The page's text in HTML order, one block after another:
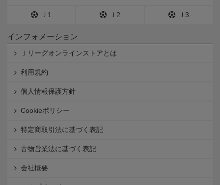
Ｊ1 Ｊ2 Ｊ3
インフォメーション
Ｊリーグオンラインストアとは
利用規約
個人情報保護方針
Cookieポリシー
特定商取引法に基づく表記
古物営業法に基づく表記
会社概要